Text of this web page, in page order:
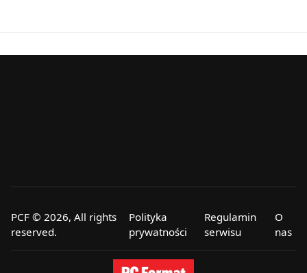
PCF © 2026, All rights
reserved.
Polityka
prywatności
Regulamin
serwisu
O
nas